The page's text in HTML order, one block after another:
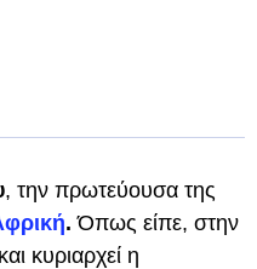
, την πρωτεύουσα της
. Όπως είπε, στην
και κυριαρχεί η